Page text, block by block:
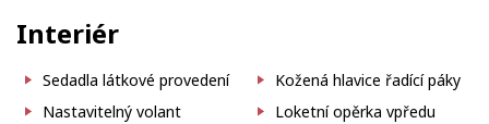
Interiér
Sedadla látkové provedení
Nastavitelný volant
Kožená hlavice řadící páky
Loketní opěrka vpředu